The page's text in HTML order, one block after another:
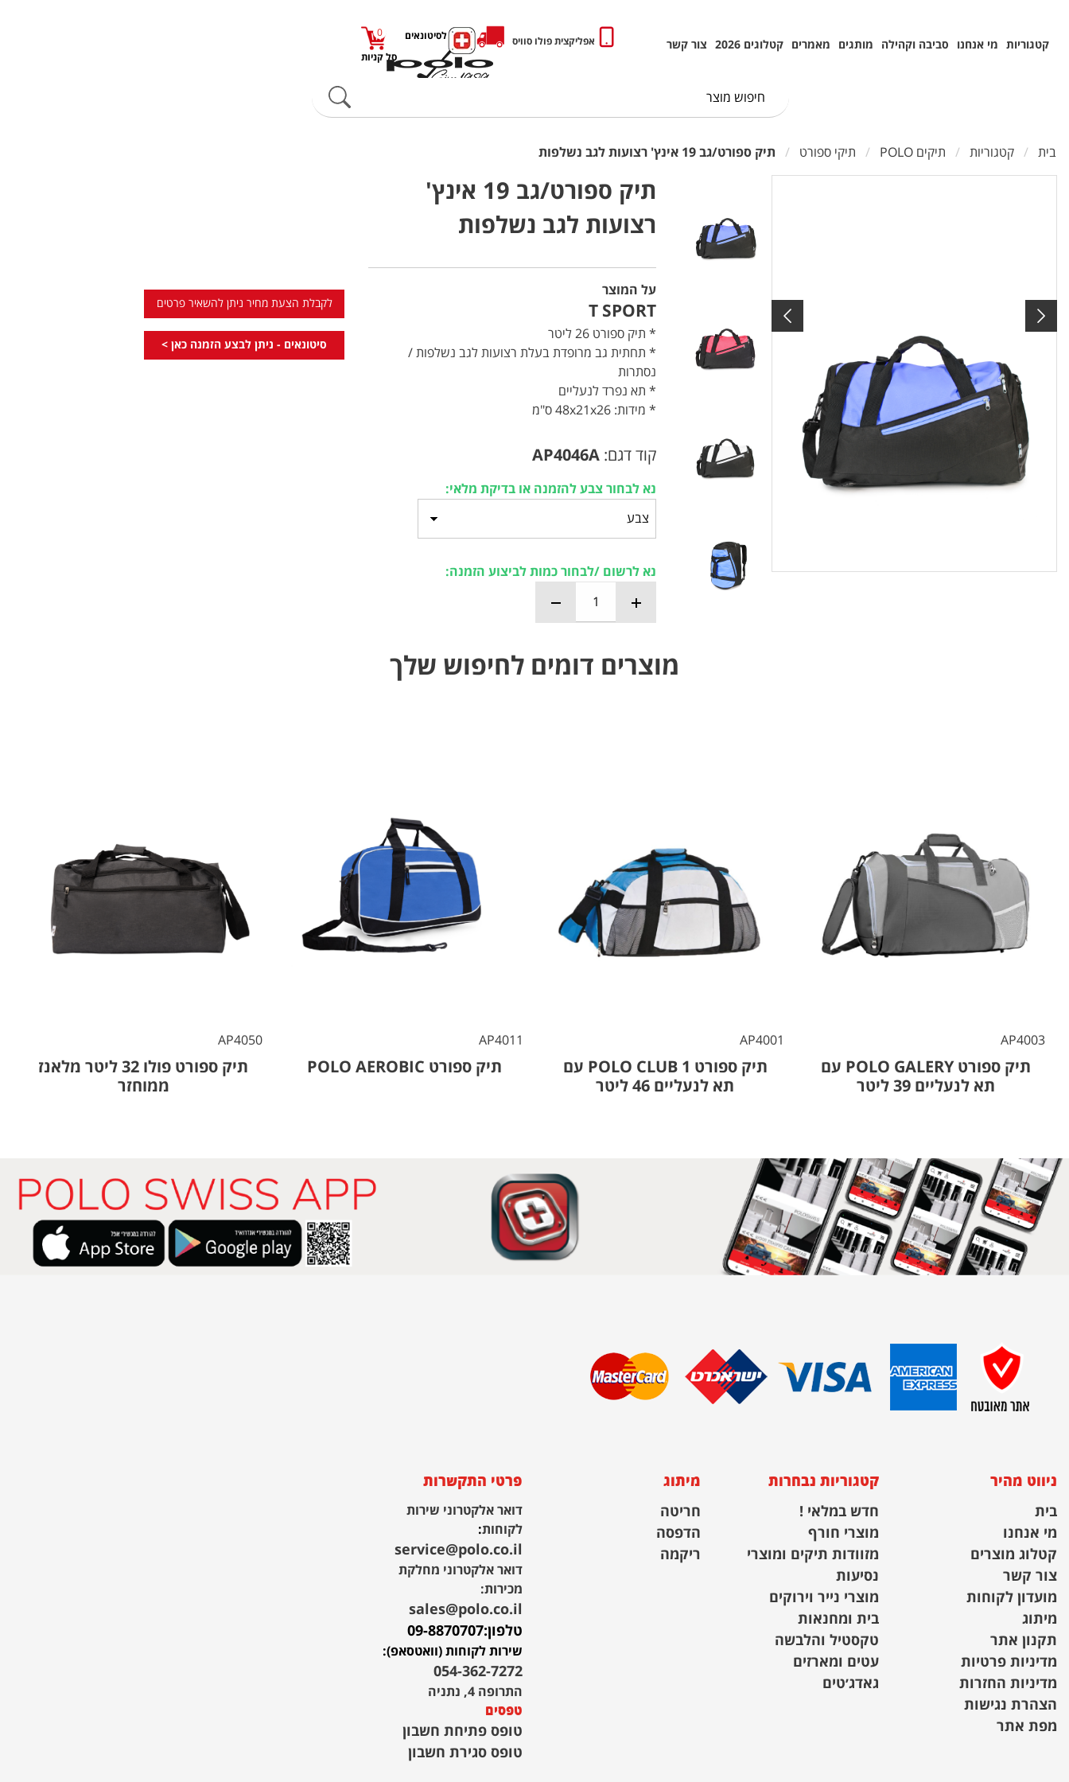
קטגוריות מי אנחנו סביבה וקהילה מותגים מאמרים קטלוגים 2026 צור קשר אפליקצית פולו סוויס
כניסה לסיטונאים
סל קניות
0
בית קטגוריות תיקים POLO תיקי ספורט תיק ספורט/גב 19 אינץ' רצועות לגב נשלפות
תיק ספורט/גב 19 אינץ'
רצועות לגב נשלפות
על המוצר
T SPORT
* תיק ספורט 26 ליטר
* תחתית גב מרופדת בעלת רצועות לגב נשלפות /
נסתרות
* תא נפרד לנעליים
* מידות: 48x21x26 ס"מ
קוד דגם: AP4046A
נא לבחור צבע להזמנה או בדיקת מלאי:
נא לרשום /לבחור כמות לביצוע הזמנה:
לקבלת הצעת מחיר ניתן להשאיר פרטים
סיטונאים - ניתן לבצע הזמנה כאן >
מוצרים דומים לחיפוש שלך
AP4003
תיק ספורט POLO GALERY עם
תא לנעליים 39 ליטר
AP4001
תיק ספורט POLO CLUB 1 עם
תא לנעליים 46 ליטר
AP4011
תיק ספורט POLO AEROBIC
AP4050
תיק ספורט פולו 32 ליטר מלאנז
ממוחזר
ניווט מהיר
בית
מי אנחנו
קטלוג מוצרים
צור קשר
מועדון לקוחות
מיתוג
תקנון אתר
מדיניות פרטיות
מדיניות החזרות
הצהרת נגישות
מפת אתר
קטגוריות נבחרות
חדש במלאי !
מוצרי חורף
מזוודות תיקים ומוצרי
נסיעות
מוצרי נייר וירוקים
בית ומחנאות
טקסטיל והלבשה
עטים ומארזים
גאדג׳טים
מיתוג
חריטה
הדפסה
ריקמה
פרטי התקשרות
דואר אלקטרוני שירות
לקוחות:
service@polo.co.il
דואר אלקטרוני מחלקת
מכירות:
sales@polo.co.il
טלפון:09-8870707
שירות לקוחות (וואטסאפ):
054-362-7272
התרופה 4, נתניה
טפסים
טופס פתיחת חשבון
טופס סגירת חשבון